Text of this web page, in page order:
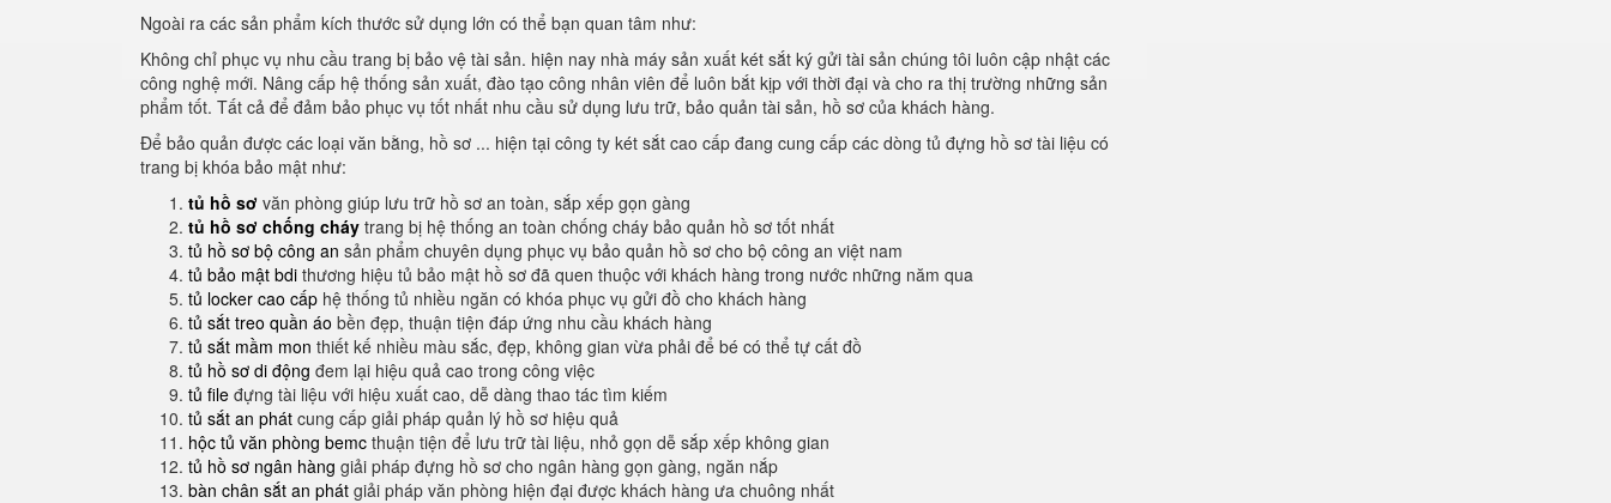
Ngoài ra các sản phẩm kích thước sử dụng lớn có thể bạn quan tâm như:
Không chỉ phục vụ nhu cầu trang bị bảo vệ tài sản. hiện nay nhà máy sản xuất két sắt ký gửi tài sản chúng tôi luôn cập nhật các
công nghệ mới. Nâng cấp hệ thống sản xuất, đào tạo công nhân viên để luôn bắt kịp với thời đại và cho ra thị trường những sản
phẩm tốt. Tất cả để đảm bảo phục vụ tốt nhất nhu cầu sử dụng lưu trữ, bảo quản tài sản, hồ sơ của khách hàng.
Để bảo quản được các loại văn bằng, hồ sơ ... hiện tại công ty két sắt cao cấp đang cung cấp các dòng tủ đựng hồ sơ tài liệu có
trang bị khóa bảo mật như:
tủ hồ sơ văn phòng giúp lưu trữ hồ sơ an toàn, sắp xếp gọn gàng
tủ hồ sơ chống cháy trang bị hệ thống an toàn chống cháy bảo quản hồ sơ tốt nhất
tủ hồ sơ bộ công an sản phẩm chuyên dụng phục vụ bảo quản hồ sơ cho bộ công an việt nam
tủ bảo mật bdi thương hiệu tủ bảo mật hồ sơ đã quen thuộc với khách hàng trong nước những năm qua
tủ locker cao cấp hệ thống tủ nhiều ngăn có khóa phục vụ gửi đồ cho khách hàng
tủ sắt treo quần áo bền đẹp, thuận tiện đáp ứng nhu cầu khách hàng
tủ sắt mầm mon thiết kế nhiều màu sắc, đẹp, không gian vừa phải để bé có thể tự cất đồ
tủ hồ sơ di động đem lại hiệu quả cao trong công việc
tủ file đựng tài liệu với hiệu xuất cao, dễ dàng thao tác tìm kiếm
tủ sắt an phát cung cấp giải pháp quản lý hồ sơ hiệu quả
hộc tủ văn phòng bemc thuận tiện để lưu trữ tài liệu, nhỏ gọn dễ sắp xếp không gian
tủ hồ sơ ngân hàng giải pháp đựng hồ sơ cho ngân hàng gọn gàng, ngăn nắp
bàn chân sắt an phát giải pháp văn phòng hiện đại được khách hàng ưa chuông nhất